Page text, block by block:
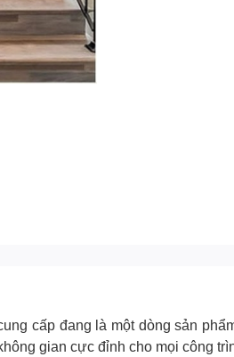
cấp đang là một dòng sản
gian cực đỉnh cho mọi công